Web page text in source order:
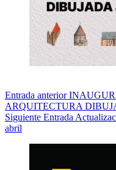
Entrada anterior
ARQUITECTURA
Siguiente Entrada
abril